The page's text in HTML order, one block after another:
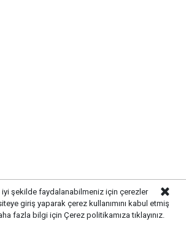
Derneğitarafından paylaşılan
özellikle gram altın ve çeyrek altın
değişim piyasada yakından takip
şekilde faydalanabilmeniz için çerezler
giriş yaparak çerez kullanımını kabul etmiş
fazla bilgi için Çerez politikamıza tıklayınız.